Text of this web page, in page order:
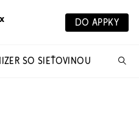
DO APPKY
SO SIEŤOVINOU